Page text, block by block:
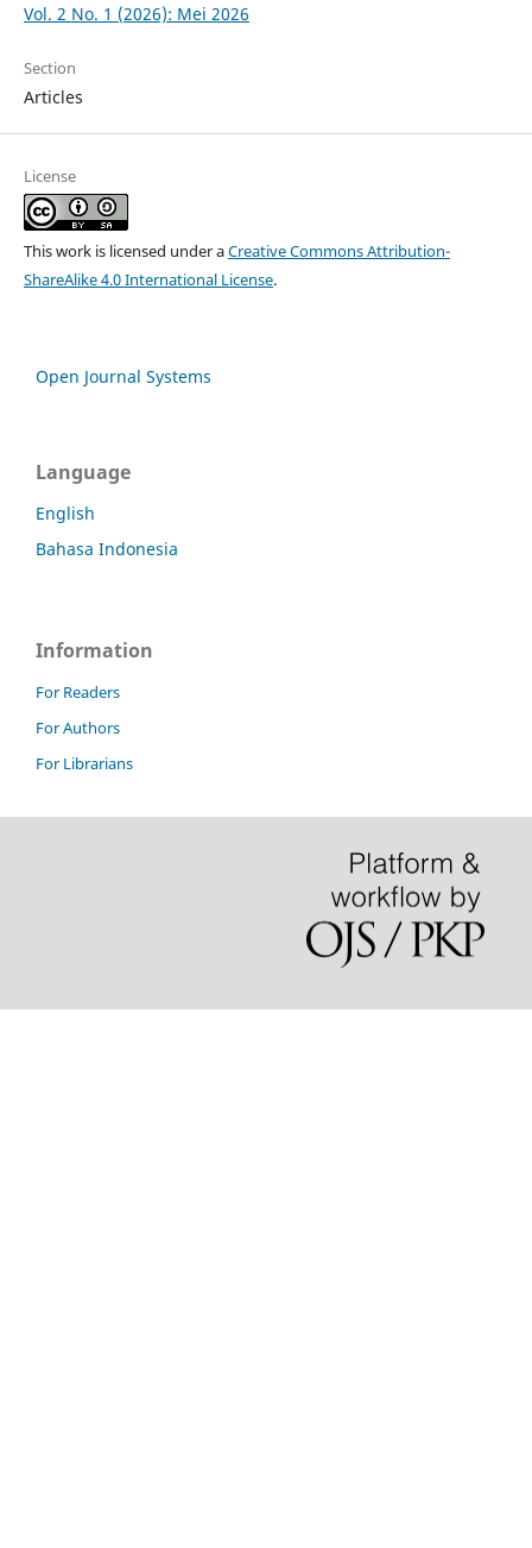
Vol. 2 No. 1 (2026): Mei 2026
Section
Articles
License
This work is licensed under aCreative Commons Attribution-
ShareAlike 4.0 International License.
Open Journal Systems
Language
English
Bahasa Indonesia
Information
For Readers
For Authors
For Librarians